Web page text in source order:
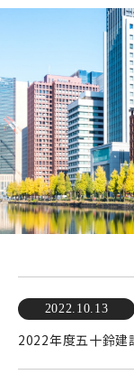
2022.10.13
2022年度五十鈴